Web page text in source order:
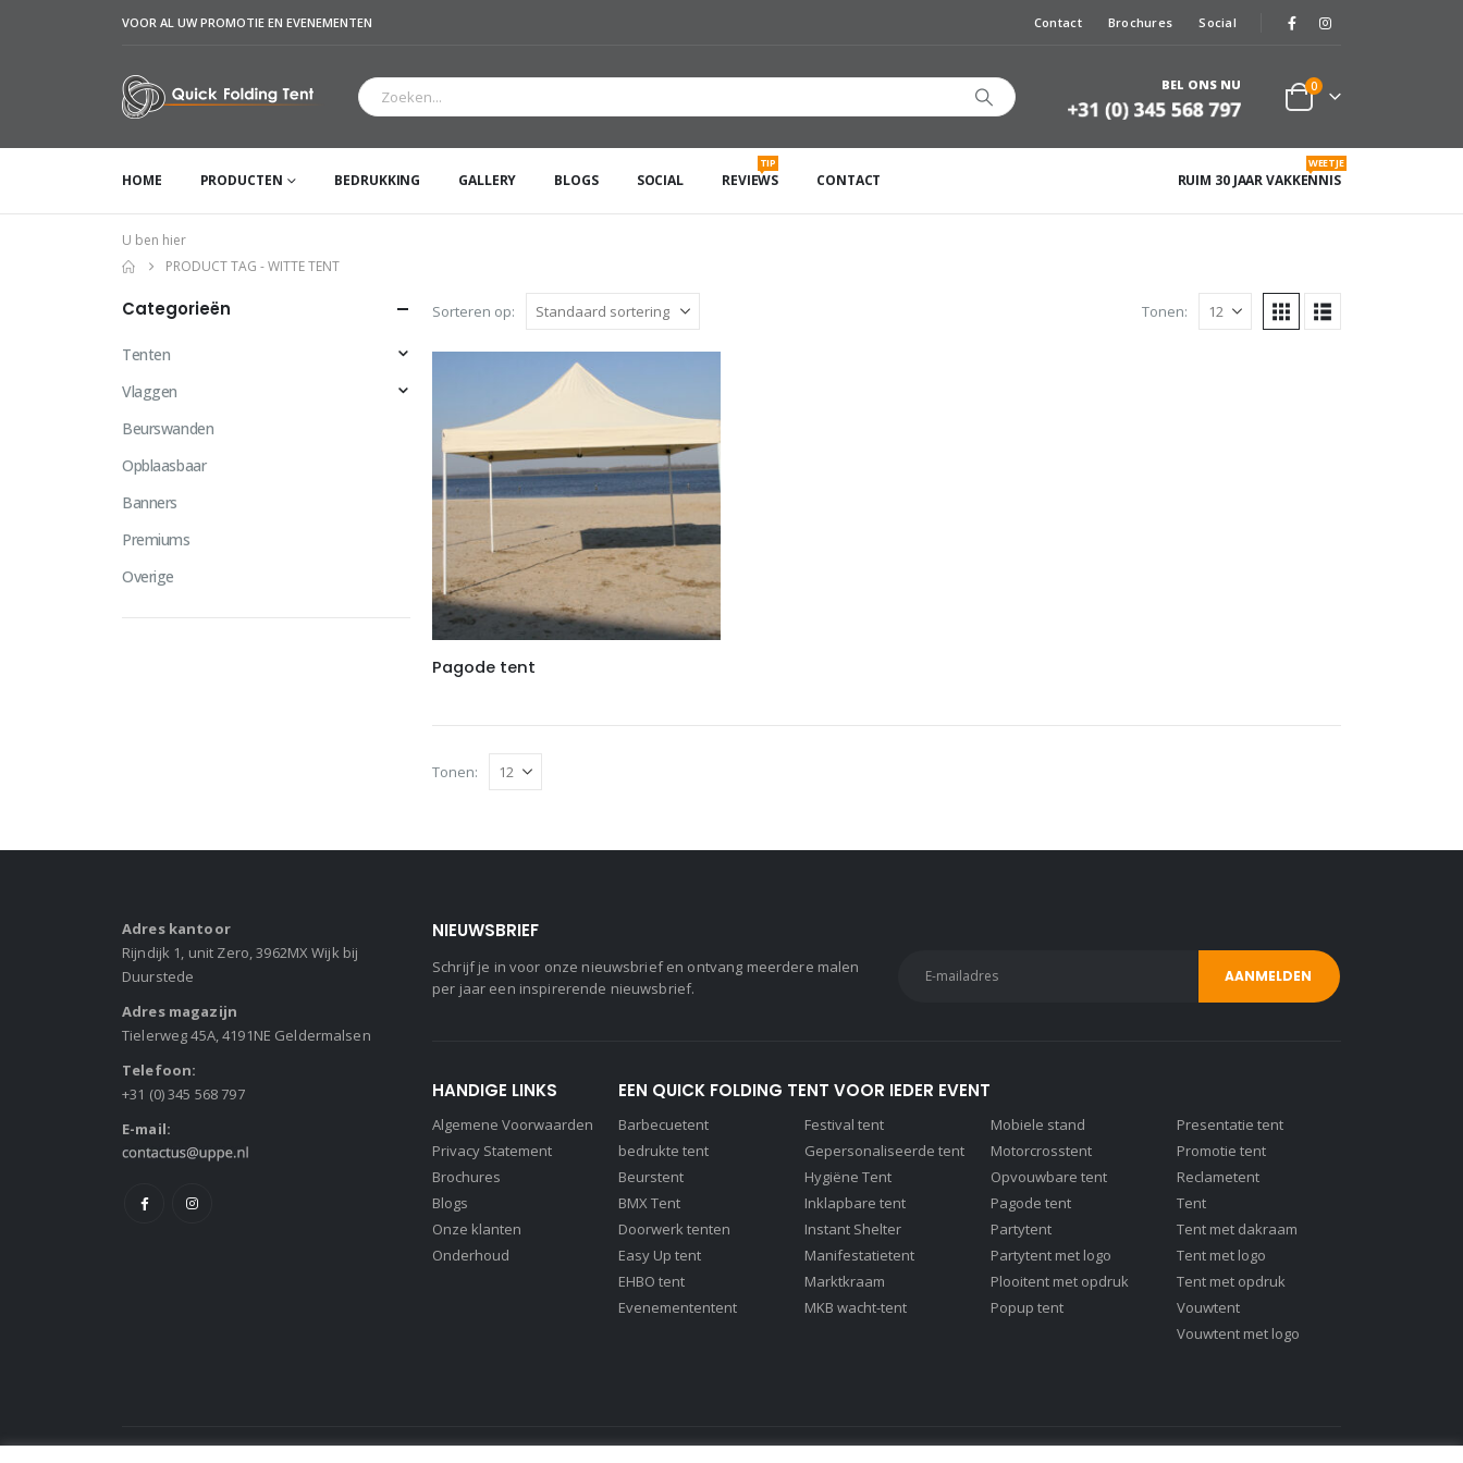
VOOR AL UW PROMOTIE EN EVENEMENTEN Contact Brochures Social
BEL ONS NU 0
HOME PRODUCTEN BEDRUKKING GALLERY BLOGS SOCIAL REVIEWS
TIP
CONTACT RUIM 30 JAAR VAKKENNIS
WEETJE
U ben hier
PRODUCT TAG -WITTE TENT
Sorteren op: Tonen:
Pagode tent
Tonen:
Categorieën
Tenten
Vlaggen
Beurswanden
Opblaasbaar
Banners
Premiums
Overige
Adres kantoor
Rijndijk 1, unit Zero, 3962MX Wijk bij
Duurstede
Adres magazijn
Tielerweg 45A, 4191NE Geldermalsen
Telefoon:
+31 (0) 345 568 797
E-mail:
NIEUWSBRIEF
Schrijf je in voor onze nieuwsbrief en ontvang meerdere malen
per jaar een inspirerende nieuwsbrief.
HANDIGE LINKS
Algemene Voorwaarden
Privacy Statement
Brochures
Blogs
Onze klanten
Onderhoud
EEN QUICK FOLDING TENT VOOR IEDER EVENT
Barbecuetent
bedrukte tent
Beurstent
BMX Tent
Doorwerk tenten
Easy Up tent
EHBO tent
Evenemententent
Festival tent
Gepersonaliseerde tent
Hygiëne Tent
Inklapbare tent
Instant Shelter
Manifestatietent
Marktkraam
MKB wacht-tent
Mobiele stand
Motorcrosstent
Opvouwbare tent
Pagode tent
Partytent
Partytent met logo
Plooitent met opdruk
Popup tent
Presentatie tent
Promotie tent
Reclametent
Tent
Tent met dakraam
Tent met logo
Tent met opdruk
Vouwtent
Vouwtent met logo